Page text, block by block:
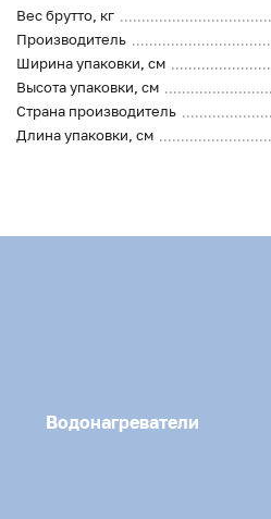
Вес брутто, кг
Производитель
Ширина упаковки, см
Высота упаковки, см
Страна производитель
Длина упаковки, см
Водонагреватели